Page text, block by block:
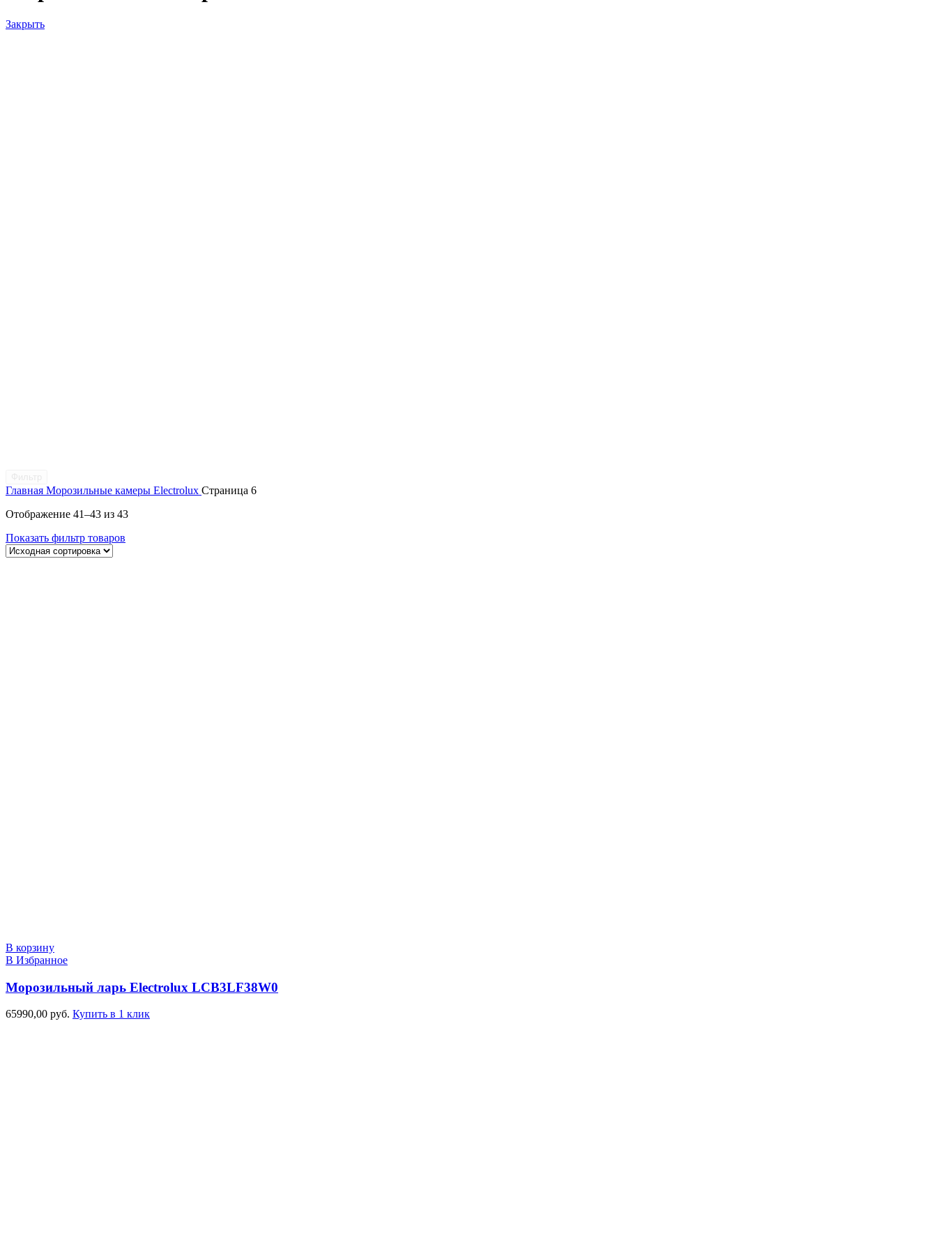
Закрыть
Главная Морозильные камеры Electrolux Страница 6
Отображение 41–43 из 43
Показать фильтр товаров
В корзину
В Избранное
Морозильный ларь Electrolux LCB3LF38W0
65990,00 руб. Купить в 1 клик